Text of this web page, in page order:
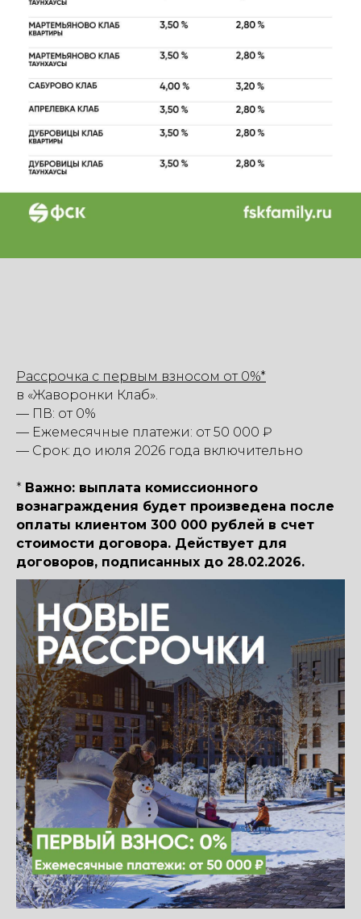
Рассрочка с первым взносом от 0%*
в «Жаворонки Клаб».
— ПВ: от 0%
— Ежемесячные платежи: от 50 000 ₽
— Срок: до июля 2026 года включительно
* Важно: выплата комиссионного
вознаграждения будет произведена после
оплаты клиентом 300 000 рублей в счет
стоимости договора. Действует для
договоров, подписанных до 28.02.2026.